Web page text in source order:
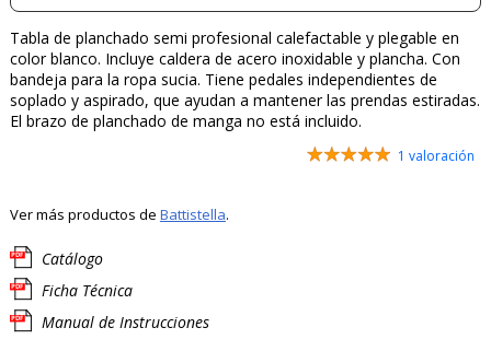
Tabla de planchado semi profesional calefactable y plegable en
color blanco. Incluye caldera de acero inoxidable y plancha. Con
bandeja para la ropa sucia. Tiene pedales independientes de
soplado y aspirado, que ayudan a mantener las prendas estiradas.
El brazo de planchado de manga no está incluido.
1 valoración
Ver más productos de Battistella.
Catálogo
Ficha Técnica
Manual de Instrucciones